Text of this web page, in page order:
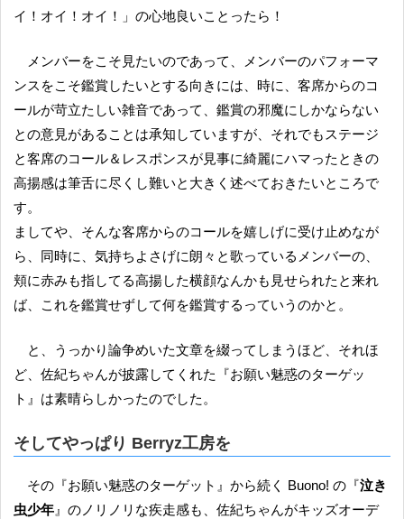
イ！オイ！オイ！」の心地良いことったら！
メンバーをこそ見たいのであって、メンバーのパフォーマ
ンスをこそ鑑賞したいとする向きには、時に、客席からのコ
ールが苛立たしい雑音であって、鑑賞の邪魔にしかならない
との意見があることは承知していますが、それでもステージ
と客席のコール＆レスポンスが見事に綺麗にハマったときの
高揚感は筆舌に尽くし難いと大きく述べておきたいところで
す。
ましてや、そんな客席からのコールを嬉しげに受け止めなが
ら、同時に、気持ちよさげに朗々と歌っているメンバーの、
頬に赤みも指してる高揚した横顔なんかも見せられたと来れ
ば、これを鑑賞せずして何を鑑賞するっていうのかと。
と、うっかり論争めいた文章を綴ってしまうほど、それほ
ど、佐紀ちゃんが披露してくれた『お願い魅惑のターゲッ
ト』は素晴らしかったのでした。
そしてやっぱり Berryz工房を
その『お願い魅惑のターゲット』から続く Buono! の『泣き
虫少年 』のノリノリな疾走感も、佐紀ちゃんがキッズオーデ